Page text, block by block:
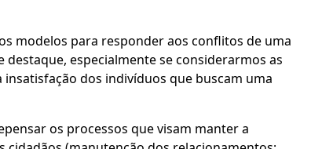
modelos para responder aos conflitos de uma
especialmente se considerarmos as
dos indivíduos que buscam uma
os processos que visam manter a